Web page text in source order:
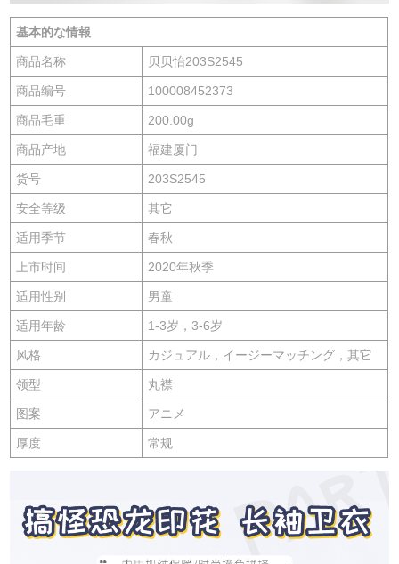
基本的な情報
商品名称 贝贝怡203S2545
商品编号 100008452373
商品毛重 200.00g
商品产地 福建厦门
货号 203S2545
安全等级 其它
适用季节 春秋
上市时间 2020年秋季
适用性别 男童
适用年龄 1-3岁，3-6岁
风格 カジュアル，イージーマッチング，其它
领型 丸襟
图案 アニメ
厚度 常规